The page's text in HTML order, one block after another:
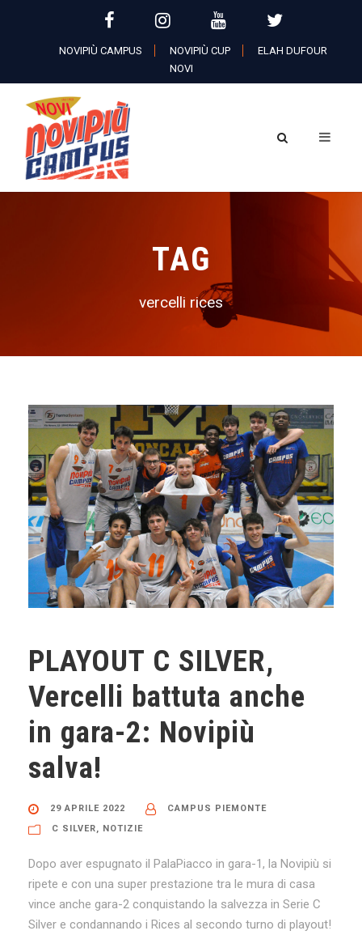
NOVIPIÙ CAMPUS NOVIPIÙ CUP
ELAH DUFOUR
NOVI
TAG
vercelli rices
PLAYOUT C SILVER,
Vercelli battuta anche
in gara-2: Novipiù
salva!
29 APRILE 2022
CAMPUS PIEMONTE
C SILVER, NOTIZIE
Dopo aver espugnato il PalaPiacco in gara-1, la Novipiù si
ripete e con una super prestazione tra le mura di casa
vince anche gara-2 conquistando la salvezza in Serie C
Silver e condannando i Rices al secondo turno di playout!